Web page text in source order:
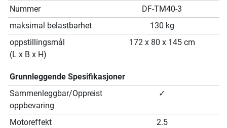
Nummer
DF-TM40-3
maksimal belastbarhet
130 kg
oppstillingsmål
(L x B x H)
172 x 80 x 145 cm
Grunnleggende Spesifikasjoner
Sammenleggbar/Oppreist
oppbevaring
✓
Motoreffekt
2.5